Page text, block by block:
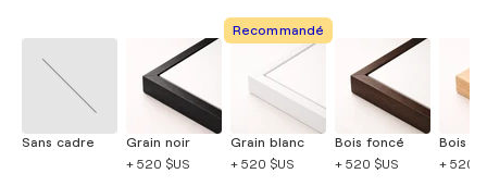
Sans cadre
Grain noir
+ 520 $US
Recommandé
Grain blanc
+ 520 $US
Bois foncé
+ 520 $US
Bois
+ 520